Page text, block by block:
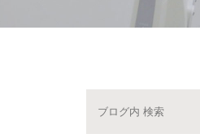
スタッフインタビュー